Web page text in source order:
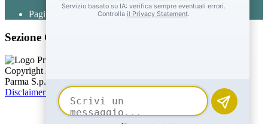
Pagina visualizzata1094volte
Sezione Copyright
Copyright 2026 | Engineered and powered by Gruppo Spaggiari
Parma S.p.A. | Divisione Publishing & New Social Media
Disclaimer trattamento dati personali